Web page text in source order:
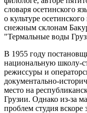
словаря осетинского
о культуре
снежным склонам
"Термальные воды
В 1955 году
национальную школу-
режиссуры и
документально-
место на
Грузии. Однако из-за
проблем студия вскоре